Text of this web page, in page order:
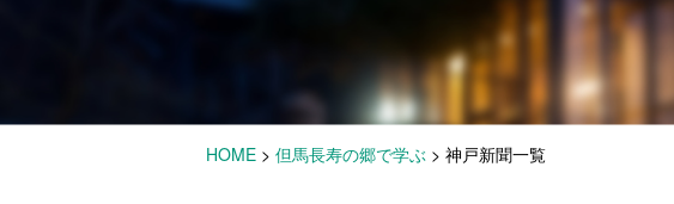
HOME > 但馬長寿の郷で学ぶ > 神戸新聞一覧